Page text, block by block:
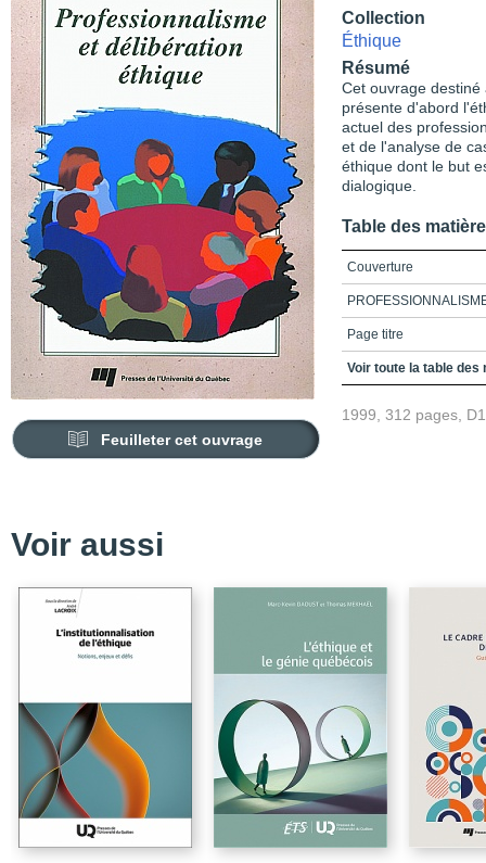
Feuilleter cet ouvrage
Collection
Éthique
Résumé
Cet ouvrage
présente d'abord
actuel des
et de l'analyse de
éthique dont le but
dialogique.
Table des
Couverture
Page titre
Remerciements
Chapitre 4_Les
Conclusion de la
Partie 2_La démarche
Chapitre 5_L'éthique
Chapitre 6_Prendre
Partie 3_La
Chapitre 7_Décision
Chapitre 8_Décision
pratique
Voir toute la table des
1999, 312 pages,
Voir aussi